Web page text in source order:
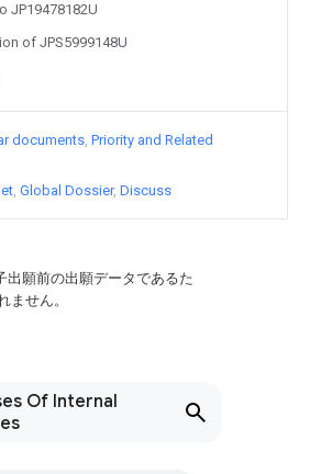
出願前の出願データであるた
ません。
Of Internal
JP19478182U
of JPS5999148U
documents Priority and Related
Global Dossier Discuss